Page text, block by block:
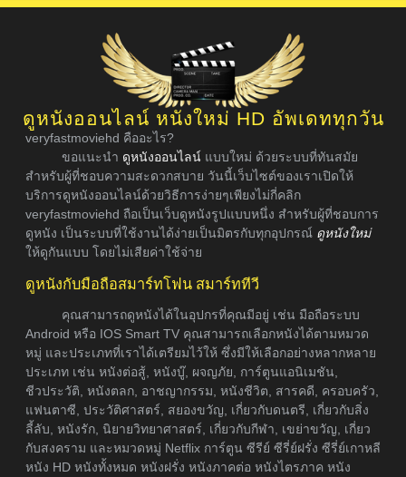
ดูหนังออนไลน์ หนังใหม่ HD อัพเดททุกวัน
veryfastmoviehd คืออะไร?
ขอแนะนำ ดูหนังออนไลน์ แบบใหม่ ด้วยระบบที่ทันสมัย
สำหรับผู้ที่ชอบความสะดวกสบาย วันนี้เว็บไซต์ของเราเปิดให้
บริการดูหนังออนไลน์ด้วยวิธีการง่ายๆเพียงไม่กี่คลิก
veryfastmoviehd ถือเป็นเว็บดูหนังรูปแบบหนึ่ง สำหรับผู้ที่ชอบการ
ดูหนัง เป็นระบบที่ใช้งานได้ง่ายเป็นมิตรกับทุกอุปกรณ์ ดูหนังใหม่
ให้ดูกันแบบ โดยไม่เสียค่าใช้จ่าย
ดูหนังกับมือถือสมาร์ทโฟน สมาร์ททีวี
คุณสามารถดูหนังได้ในอุปกรที่คุณมีอยู่ เช่น มือถือระบบ
Android หรือ IOS Smart TV คุณสามารถเลือกหนังได้ตามหมวด
หมู่ และประเภทที่เราได้เตรียมไว้ให้ ซึ่งมีให้เลือกอย่างหลากหลาย
ประเภท เช่น หนังต่อสู้, หนังบู๊, ผจญภัย, การ์ตูนแอนิเมชัน,
ชีวประวัติ, หนังตลก, อาชญากรรม, หนังชีวิต, สารคดี, ครอบครัว,
แฟนตาซี, ประวัติศาสตร์, สยองขวัญ, เกี่ยวกับดนตรี, เกี่ยวกับสิ่ง
ลี้ลับ, หนังรัก, นิยายวิทยาศาสตร์, เกี่ยวกับกีฬา, เขย่าขวัญ, เกี่ยว
กับสงคราม และหมวดหมู่ Netflix การ์ตูน ซีรีย์ ซีรี่ย์ฝรั่ง ซีรี่ย์เกาหลี
หนัง HD หนังทั้งหมด หนังฝรั่ง หนังภาคต่อ หนังไตรภาค หนัง